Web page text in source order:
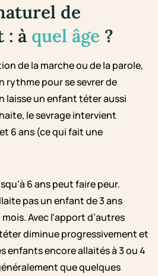
de
: à quel âge ?
de la marche ou de la parole,
rythme pour se sevrer de
laisse un enfant téter aussi
le sevrage intervient
6 ans (ce qui fait une
6 ans peut faire peur.
pas un enfant de 3 ans
Avec l’apport d’autres
diminue progressivement et
enfants encore allaités à 3 ou 4
que quelques